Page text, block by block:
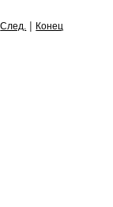
След. | Конец